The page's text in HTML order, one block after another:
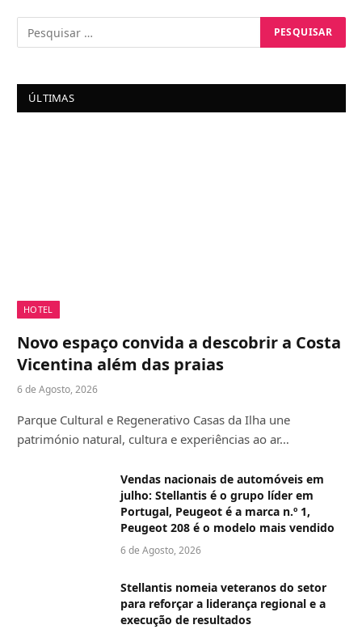
ÚLTIMAS
HOTEL
Novo espaço convida a descobrir a Costa
Vicentina além das praias
6 de Agosto, 2026
Parque Cultural e Regenerativo Casas da Ilha une
património natural, cultura e experiências ao ar…
Vendas nacionais de automóveis em
julho: Stellantis é o grupo líder em
Portugal, Peugeot é a marca n.º 1,
Peugeot 208 é o modelo mais vendido
6 de Agosto, 2026
Stellantis nomeia veteranos do setor
para reforçar a liderança regional e a
execução de resultados